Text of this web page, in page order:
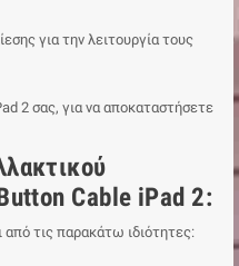
για την λειτουργία τους
2 σας, για να αποκαταστήσετε
Cable iPad 2:
από τις παρακάτω ιδιότητες: